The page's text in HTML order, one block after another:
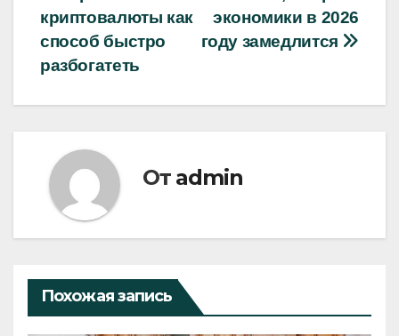
по
записям
экономики в 2026
году замедлится
криптовалюты как
способ быстро
разбогатеть
От admin
Похожая запись